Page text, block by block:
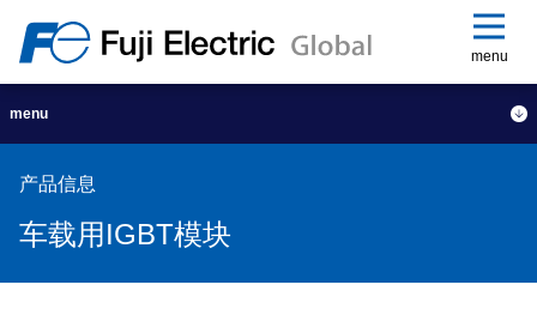
menu
menu
产品信息
车载用IGBT模块